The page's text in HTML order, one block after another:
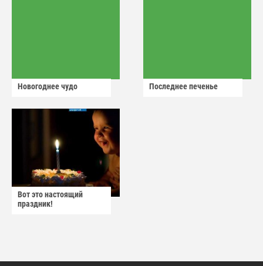
Новогоднее чудо Последнее печенье
Вот это настоящий
праздник!